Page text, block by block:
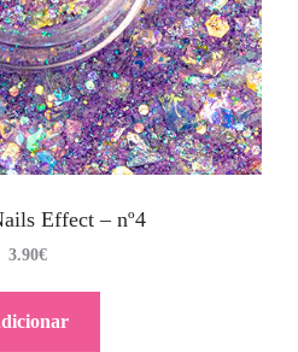
Effect – nº4
3.90€